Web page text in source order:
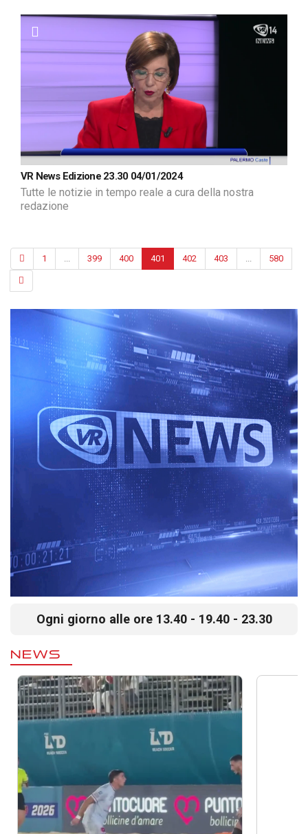
VR News Edizione 23.30 04/01/2024
Tutte le notizie in tempo reale a cura della nostra
redazione
1 399 400 401 402 403 580
Ogni giorno alle ore 13.40 - 19.40 - 23.30
NEWS